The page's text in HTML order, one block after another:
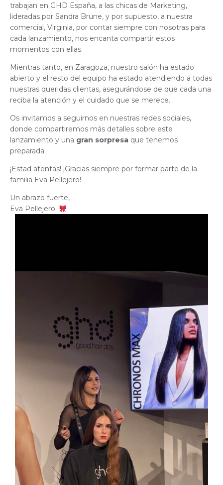
trabajan en GHD España, a las chicas de Marketing,
lideradas por Sandra Brune, y por supuesto, a nuestra
comercial, Virginia, por contar siempre con nosotras para
cada lanzamiento, nos encanta compartir estos
momentos con ellas.
Mientras tanto, en Zaragoza, nuestro salón ha estado
abierto y el resto del equipo ha estado atendiendo a todas
nuestras queridas clientas, asegurándose de que cada una
reciba la atención y el cuidado que se merece.
Os invitamos a seguirnos en nuestras redes sociales,
donde compartiremos más detalles sobre este
lanzamiento y una gran sorpresa que tenemos
preparada.
¡Estad atentas! ¡Gracias siempre por formar parte de la
familia Eva Pellejero!
Un abrazo fuerte,
Eva Pellejero.